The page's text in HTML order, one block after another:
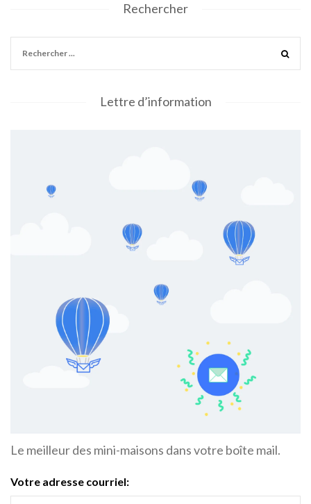
Rechercher
Lettre d’information
Le meilleur des mini-maisons dans votre boîte mail.
Votre adresse courriel: